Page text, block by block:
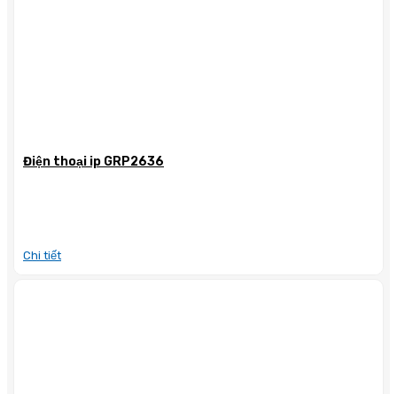
Điện thoại ip GRP2636
Chi tiết